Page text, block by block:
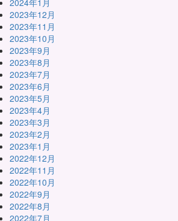
2024年1月
2023年12月
2023年11月
2023年10月
2023年9月
2023年8月
2023年7月
2023年6月
2023年5月
2023年4月
2023年3月
2023年2月
2023年1月
2022年12月
2022年11月
2022年10月
2022年9月
2022年8月
2022年7月